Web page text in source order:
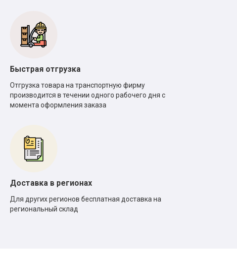
Быстрая отгрузка
Отгрузка товара на транспортную фирму
производится в течении одного рабочего дня с
момента оформления заказа
Доставка в регионах
Для других регионов бесплатная доставка на
региональный склад